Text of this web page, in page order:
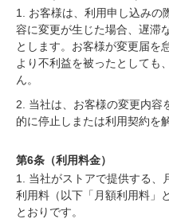
1. お客様は、利用申し込みの
容に変更が生じた場合、遅滞
とします。お客様が変更届を
より不利益を被ったとしても
ん。
2. 当社は、お客様の変更内容
的に停止しまたは利用契約を
第6条（利用料金）
1. 当社がストアで提供する、
利用料（以下「月額利用料」
とおりです。